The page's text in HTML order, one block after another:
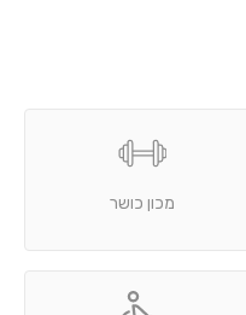
מכון כושר